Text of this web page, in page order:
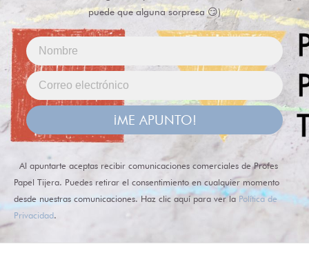
puede que alguna sorpresa 😏)
¡ME APUNTO!
Al apuntarte aceptas recibir comunicaciones comerciales de Profes
Papel Tijera. Puedes retirar el consentimiento en cualquier momento
desde nuestras comunicaciones. Haz clic aquí para ver la Política de
Privacidad.